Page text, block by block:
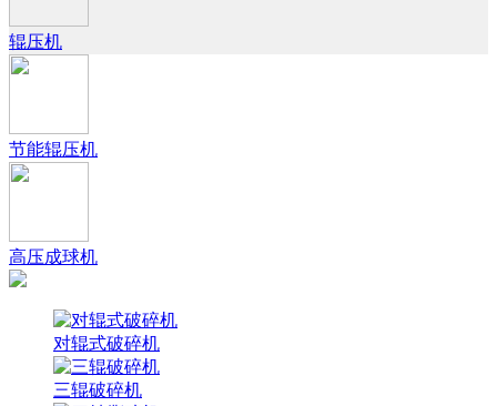
辊压机
节能辊压机
高压成球机
对辊式破碎机
三辊破碎机